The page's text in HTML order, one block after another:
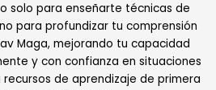
solo para enseñarte técnicas de
para profundizar tu comprensión
Maga, mejorando tu capacidad
y con confianza en situaciones
de aprendizaje de primera